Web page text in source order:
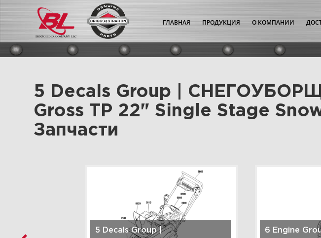
ГЛАВНАЯ ПРОДУКЦИЯ О КОМПАНИИ
5 Decals Group |
Gross TP 22" Single Stage
Запчасти
5 Decals Group |
6 Engine